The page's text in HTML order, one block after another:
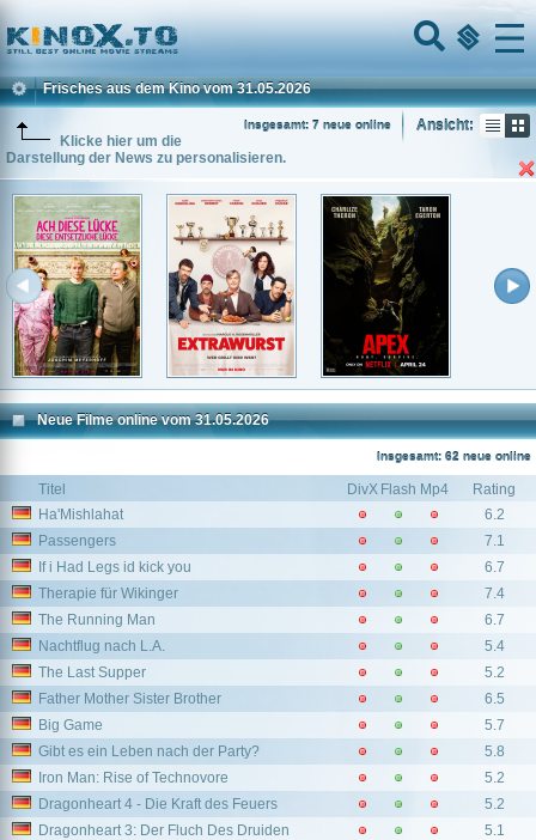
Home
Menu
Frisches aus dem Kino vom 31.05.2026
Ansicht:
Insgesamt: 7 neue online
Klicke hier um die
Darstellung der News zu personalisieren.
Neue Filme online vom 31.05.2026
Insgesamt: 62 neue online
Titel DivX Flash Mp4
Rating
Ha'Mishlahat
6.2
Passengers
7.1
If i Had Legs id kick you
6.7
Therapie für Wikinger
7.4
The Running Man
6.7
Nachtflug nach L.A.
5.4
The Last Supper
5.2
Father Mother Sister Brother
6.5
Big Game
5.7
Gibt es ein Leben nach der Party?
5.8
Iron Man: Rise of Technovore
5.2
Dragonheart 4 - Die Kraft des Feuers
5.2
Dragonheart 3: Der Fluch Des Druiden
5.1